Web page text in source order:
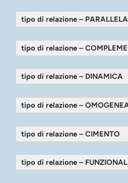
tipo di relazione – PARALLELA
tipo di relazione –
tipo di relazione – DINAMICA
tipo di relazione –
tipo di relazione – CIMENTO
tipo di relazione –